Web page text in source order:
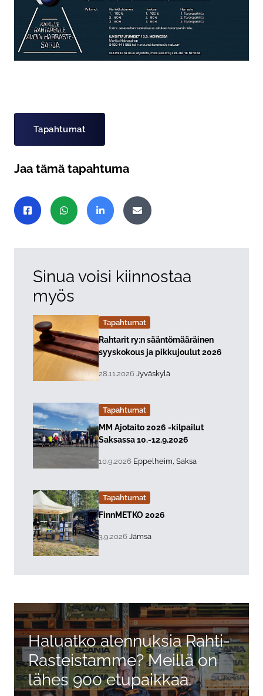
Tapahtumat
Jaa tämä tapahtuma
Jaa sivu
Jaa Facebookissa
Jaa WhatsAppissa
Jaa LinkedInissäJaa sähköpostitse
Sinua voisi kiinnostaa
myös
Tapahtumat
Lue lisää about event "
Rahtarit ry:n sääntömääräinen
syyskokous ja pikkujoulut 2026
, Tapahtuman päiväys:
28.11.2026 Sijainti:
Jyväskylä
Tapahtumat
Lue lisää about event "
MM Ajotaito 2026 -kilpailut
Saksassa 10.-12.9.2026
, Tapahtuman päiväys:
10.9.2026 Sijainti:
Eppelheim, Saksa
Tapahtumat
Lue lisää about event "
FinnMETKO 2026
, Tapahtuman päiväys:
3.9.2026 Sijainti:
Jämsä
Haluatko alennuksia Rahti-
Rasteistamme? Meillä on
lähes 900 etupaikkaa.